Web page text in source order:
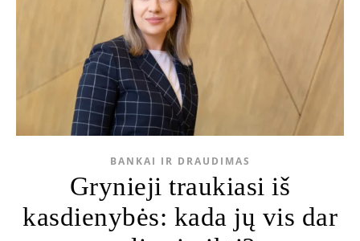
BANKAI IR DRAUDIMAS
Grynieji traukiasi iš
kasdienybės: kada jų vis dar